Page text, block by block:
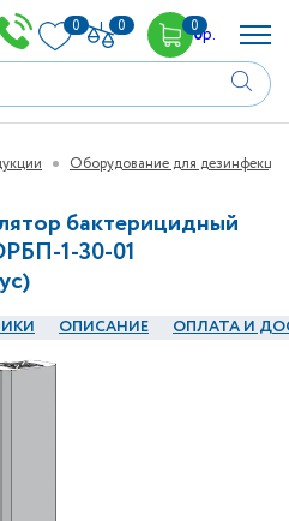
0 0 00р.
Оборудование для
бактерицидный
1-30-01
ОПИСАНИЕ ОПЛАТА И